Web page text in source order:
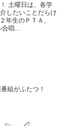
土曜日は、各学
したいことだらけ
年生のＰＴＡ、
唱...
組がふたつ！